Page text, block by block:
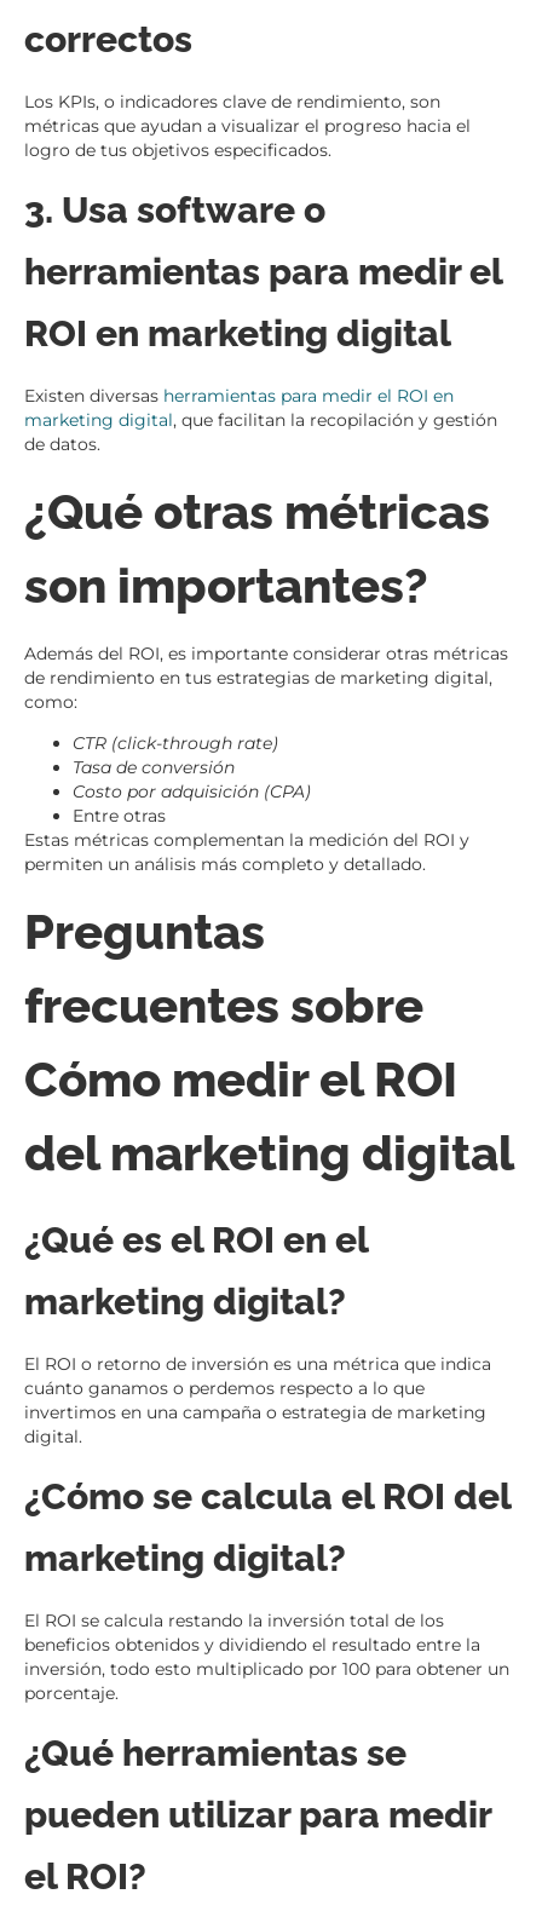
correctos
Los KPIs, o indicadores clave de rendimiento, son
métricas que ayudan a visualizar el progreso hacia el
logro de tus objetivos especificados.
3. Usa software o
herramientas para medir el
ROI en marketing digital
Existen diversas herramientas para medir el ROI en
marketing digital, que facilitan la recopilación y gestión
de datos.
¿Qué otras métricas
son importantes?
Además del ROI, es importante considerar otras métricas
de rendimiento en tus estrategias de marketing digital,
como:
CTR (click-through rate)
Tasa de conversión
Costo por adquisición (CPA)
Entre otras
Estas métricas complementan la medición del ROI y
permiten un análisis más completo y detallado.
Preguntas
frecuentes sobre
Cómo medir el ROI
del marketing digital
¿Qué es el ROI en el
marketing digital?
El ROI o retorno de inversión es una métrica que indica
cuánto ganamos o perdemos respecto a lo que
invertimos en una campaña o estrategia de marketing
digital.
¿Cómo se calcula el ROI del
marketing digital?
El ROI se calcula restando la inversión total de los
beneficios obtenidos y dividiendo el resultado entre la
inversión, todo esto multiplicado por 100 para obtener un
porcentaje.
¿Qué herramientas se
pueden utilizar para medir
el ROI?